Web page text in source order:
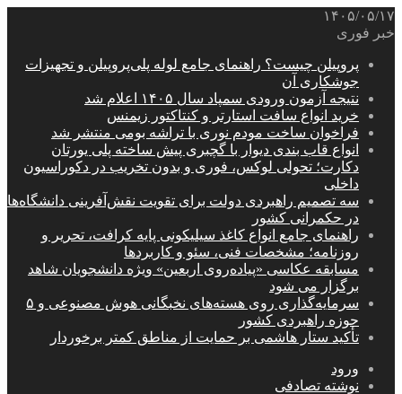
۱۴۰۵/۰۵/۱۷
خبر فوری
پروپیلن چیست؟ راهنمای جامع لوله پلی‌پروپیلن و تجهیزات
جوشکاری آن
نتیجه آزمون ورودی سمپاد سال ۱۴۰۵ اعلام شد
خرید انواع سافت استارتر و کنتاکتور زیمنس
فراخوان ساخت مودم نوری با تراشه بومی منتشر شد
انواع قاب بندی دیوار با گچبری پیش ساخته پلی یورتان
دکارت؛ تحولی لوکس، فوری و بدون تخریب در دکوراسیون
داخلی
سه تصمیم راهبردی دولت برای تقویت نقش‌آفرینی دانشگاه‌ها
در حکمرانی کشور
راهنمای جامع انواع کاغذ سیلیکونی پایه کرافت، تحریر و
روزنامه؛ مشخصات فنی، سئو و کاربردها
مسابقه عکاسی «پیاده‌روی اربعین» ویژه دانشجویان شاهد
برگزار می شود
سرمایه‌گذاری روی هسته‌های نخبگانی هوش مصنوعی و ۵
حوزه راهبردی کشور
تأکید ستار هاشمی بر حمایت از مناطق کمتر برخوردار
ورود
نوشته تصادفی